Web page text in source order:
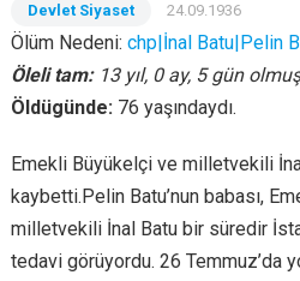
Devlet Siyaset 24.09.1936
Ölüm Nedeni: chp|İnal Batu|Pelin
Öleli tam: 13 yıl, 0 ay, 5 gün
Öldügünde: 76 yaşındaydı.
Emekli Büyükelçi ve milletvekili
kaybetti.Pelin Batu’nun babası,
milletvekili İnal Batu bir süredir
tedavi görüyordu. 26 Temmuz’da